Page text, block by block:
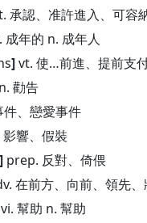
承認、准許進入、可容
成年的 n. 成年人
]vt. 使…前進、提前支
n. 勸告
件、戀愛事件
響、假裝
] prep. 反對、倚偎
在前方、向前、領先
幫助 n. 幫助